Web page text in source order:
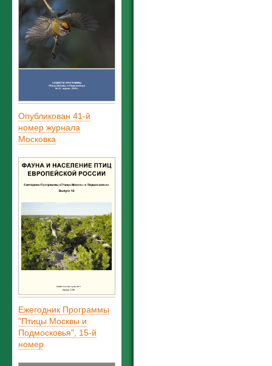
Опубликован 41-й
номер журнала
Московка
Ежегодник Программы
"Птицы Москвы и
Подмосковья", 15-й
номер